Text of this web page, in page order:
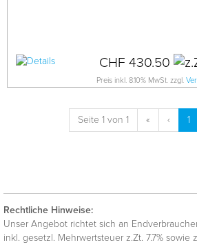
CHF 430.50
Preis inkl. 8.10% MwSt. zzgl.
Seite 1 von 1 « ‹ 1
Rechtliche Hinweise:
Unser Angebot richtet sich an
inkl. gesetzl. Mehrwertsteuer z.Zt. 7.7% sowie